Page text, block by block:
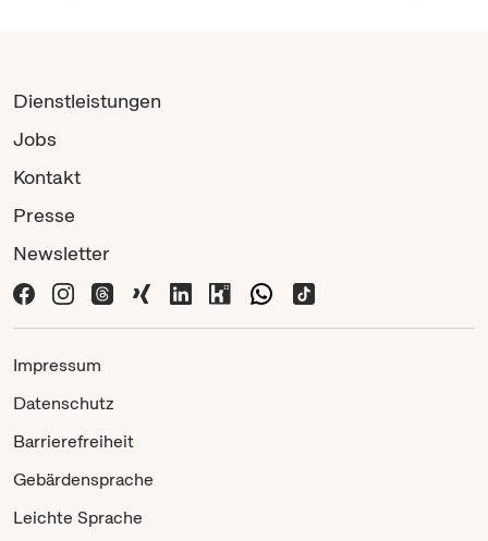
Dienstleistungen
Jobs
Kontakt
Presse
Newsletter
Impressum
Datenschutz
Barrierefreiheit
Gebärdensprache
Leichte Sprache